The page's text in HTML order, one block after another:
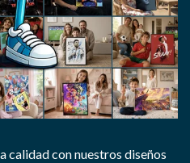
calidad con nuestros diseños